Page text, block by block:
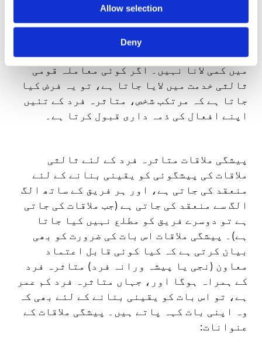
Allow selection
Deny
ثالثین کو چاہئیے کہ وہ غیر جانبداری سے
کام کریں اور دونوں فریقین سے احترام سے
پیش آئیں۔ غیر جانبدارانہ طور پر کام کرنے
کا مطلب تشدد، بدسلوکی یا ڈرانے دھمکانے
میں کمی لانا نہیں۔ اگر کوئی معاملہ قومی
ثالثی خدمت میں لایا جاتا ہے، تو یہ فرض کیا
جاتا ہے کہ مرتکب شخص، متاثرہ فرد کے تئیں
اپنے افعال کی ذمہ داری قبول کرتا ہے۔
پیشگی ملاقات متاثرہ فرد کے لئے ثالثی
ملاقات کی پیشگوئی کو یقینی بنانے کے لئے
منعقد کی جاتی ہے، اور ہر فریق کے ساتھ الگ
الگ سے منعقد کی جاتی ہے (جب ملاقات کی جاتی
ہے تو دوسرے فریق کو مطلع نہیں کیا جاتا
ہے)۔ پیشگی ملاقات اس بات کی ضرورت کو بھی
بیان کرتی ہے کہ کیا کوئی قابل اعتماد
معاون (نجی یا پیشہ ورانہ فرد) متاثرہ فرد
کے ہمراہ ہوگا اور، جہاں متاثرہ فرد کم عمر
ہے، تو اس بات کو یقینی بنانے کے لئے بھی کہ
وہ اپنی بات کہہ پاتے ہیں۔ پیشگی ملاقات کے
عنوانات: